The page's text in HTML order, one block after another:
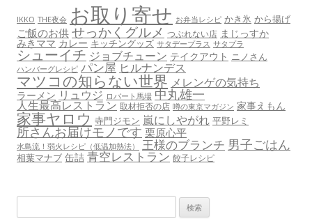
IKKO THE夜会 お取り寄せ お弁当レシピ かき氷 から揚げ
ご飯のお供 せっかくグルメ つぶれない店 まじっすか
みきママ カレー キッチングッズ サタデープラス サタプラ
シューイチ ジョブチューン テイクアウト ニノさん
ハンバーグレシピ パン屋 ヒルナンデス
マツコの知らない世界 メレンゲの気持ち
ラーメン リュウジ ロバート馬場 中丸雄一
人生最高レストラン 取材拒否の店 噂の東京マガジン 家事えもん
家事ヤロウ 寺門ジモン 嵐にしやがれ 平野レミ
所さんお届けモノです 栗原心平
水島流！弱火レシピ（低温加熱法） 王様のブランチ 男子ごはん
相葉マナブ 缶詰 青空レストラン 餃子レシピ
索: